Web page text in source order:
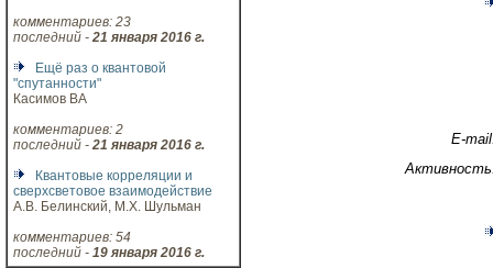
комментариев: 23
последний - 21 января 2016 г.
Ещё раз о квантовой
"спутанности"
Касимов ВА
комментариев: 2
последний - 21 января 2016 г.
Квантовые корреляции и
сверхсветовое взаимодействие
А.В. Белинский, М.Х. Шульман
комментариев: 54
последний - 19 января 2016 г.
E-